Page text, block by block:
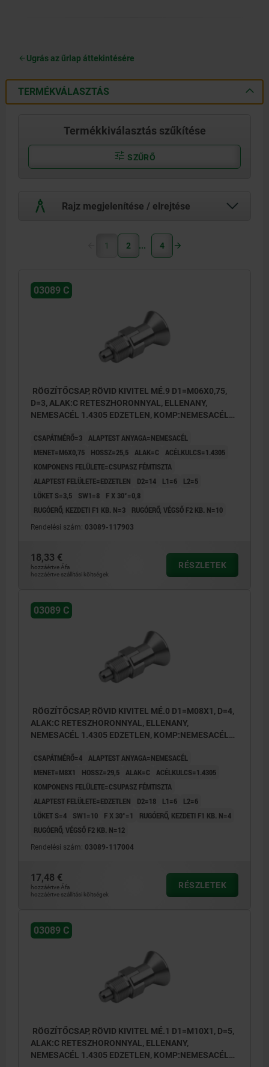
Ugrás az űrlap áttekintésére
TERMÉKVÁLASZTÁS
Termékkiválasztás szűkítése
SZŰRŐ
Rajz megjelenítése / elrejtése
1 2 4
03089 C
RÖGZÍTŐCSAP, RÖVID KIVITEL MÉ.9 D1=M06X0,75,
D=3, ALAK:C RETESZHORONNYAL, ELLENANY,
NEMESACÉL 1.4305 EDZETLEN, KOMP:NEMESACÉL
CSAPÁTMÉRŐ=3 ALAPTEST ANYAGA=NEMESACÉL
MENET=M6X0,75
HOSSZ=25,5 ALAK=C
ACÉLKULCS=1.4305
KOMPONENS FELÜLETE=CSUPASZ FÉMTISZTA
ALAPTEST FELÜLETE=EDZETLEN
D2=14 L1=6
L2=5
LÖKET S=3,5
SW1=8
F X 30°=0,8
RUGÓERŐ, KEZDETI F1 KB. N=3
RUGÓERŐ, VÉGSŐ F2 KB. N=10
Rendelési szám: 03089-117903
18,33 €
hozzáértve Áfa
hozzáértve szállítási költségek
RÉSZLETEK
03089 C
RÖGZÍTŐCSAP, RÖVID KIVITEL MÉ.0 D1=M08X1, D=4,
ALAK:C RETESZHORONNYAL, ELLENANY,
NEMESACÉL 1.4305 EDZETLEN, KOMP:NEMESACÉL
CSAPÁTMÉRŐ=4 ALAPTEST ANYAGA=NEMESACÉL
MENET=M8X1
HOSSZ=29,5 ALAK=C
ACÉLKULCS=1.4305
KOMPONENS FELÜLETE=CSUPASZ FÉMTISZTA
ALAPTEST FELÜLETE=EDZETLEN
D2=18 L1=6
L2=6
LÖKET S=4
SW1=10 F X 30°=1
RUGÓERŐ, KEZDETI F1 KB. N=4
RUGÓERŐ, VÉGSŐ F2 KB. N=12
Rendelési szám: 03089-117004
17,48 €
hozzáértve Áfa
hozzáértve szállítási költségek
RÉSZLETEK
03089 C
RÖGZÍTŐCSAP, RÖVID KIVITEL MÉ.1 D1=M10X1, D=5,
ALAK:C RETESZHORONNYAL, ELLENANY,
NEMESACÉL 1.4305 EDZETLEN, KOMP:NEMESACÉL